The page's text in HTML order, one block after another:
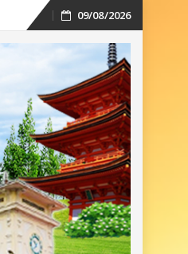
Skip
content
09/08/2026